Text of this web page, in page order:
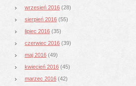
wrzesień 2016 (28)
sierpień 2016 (55)
lipiec 2016 (35)
czerwiec 2016 (39)
maj 2016 (49)
kwiecień 2016 (45)
marzec 2016 (42)